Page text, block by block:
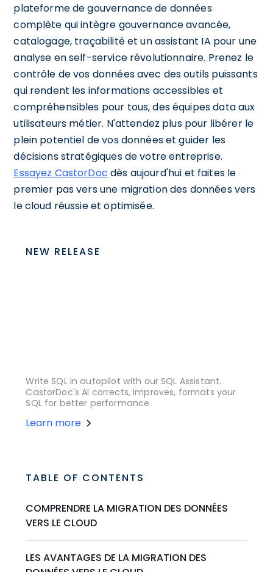
plateforme de gouvernance de données
complète qui intègre gouvernance avancée,
catalogage, traçabilité et un assistant IA pour une
analyse en self-service révolutionnaire. Prenez le
contrôle de vos données avec des outils puissants
qui rendent les informations accessibles et
compréhensibles pour tous, des équipes data aux
utilisateurs métier. N'attendez plus pour libérer le
plein potentiel de vos données et guider les
décisions stratégiques de votre entreprise.
Essayez CastorDoc dès aujourd'hui et faites le
premier pas vers une migration des données vers
le cloud réussie et optimisée.
NEW RELEASE
Write SQL in autopilot with our SQL Assistant.
CastorDoc's AI corrects, improves, formats your
SQL for better performance.
Learn more
TABLE OF CONTENTS
COMPRENDRE LA MIGRATION DES DONNÉES
VERS LE CLOUD
LES AVANTAGES DE LA MIGRATION DES